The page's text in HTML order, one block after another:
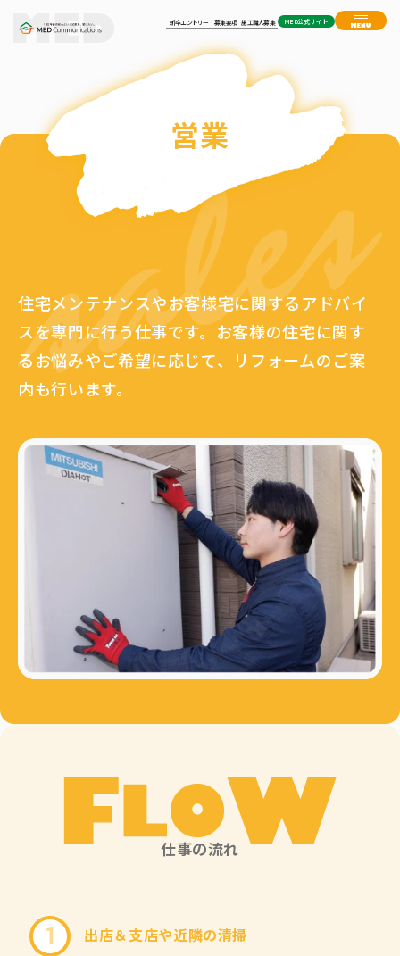
新卒エントリー 募集要項 施工職人募集 MED公式サイト
営業
住宅メンテナンスやお客様宅に関するアドバイ
スを専門に行う仕事です。お客様の住宅に関す
るお悩みやご希望に応じて、リフォームのご案
内も行います。
仕事の流れ
出店＆支店や近隣の清掃
1